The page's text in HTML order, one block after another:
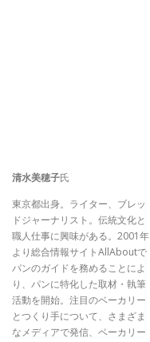
清水美穂子氏
東京都出身。ライター、ブレッ
ドジャーナリスト。伝統文化と
職人仕事に興味がある。2001年
より総合情報サイトAllAboutで
パンのガイドを務めることによ
り、パンに特化した取材・執筆
活動を開始。注目のベーカリー
とつくり手について、さまざま
なメディアで発信、ベーカリー